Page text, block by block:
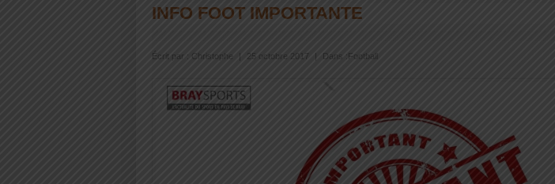
INFO FOOT IMPORTANTE
Écrit par : Christophe 25 octobre 2017 | Dans : Football